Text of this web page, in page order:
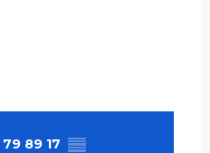
89 17 ▒▒